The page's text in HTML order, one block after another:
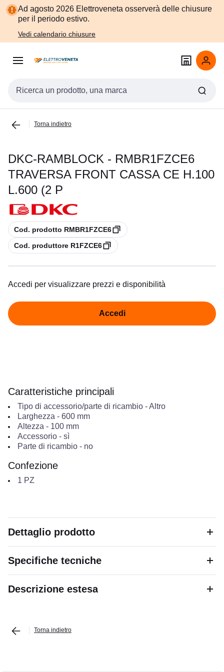
Vai alla
navigazione
Vai
alla
Ad agosto 2026 Elettroveneta osserverà delle chiusure
per il periodo estivo.
Vedi calendario chiusure
Cerca input
Torna indietro
DKC-RAMBLOCK - RMBR1FZCE6
TRAVERSA FRONT CASSA CE H.100
L.600 (2 P
copiaCod. prodotto RMBR1FZCE6
copiaCod. produttore R1FZCE6
Accedi per visualizzare prezzi e disponibilità
Accedi
Caratteristiche principali
Tipo di accessorio/parte di ricambio-Altro
Larghezza - 600 mm
Altezza - 100 mm
Accessorio- sì
Parte di ricambio- no
Confezione
1 PZ
Dettaglio prodotto
Specifiche tecniche
Descrizione estesa
Torna indietro